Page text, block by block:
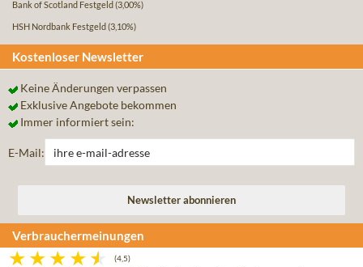
Bank of Scotland Festgeld (3,00%)
HSH Nordbank Festgeld (3,10%)
Kostenloser Newsletter
Keine Änderungen verpassen
Exklusive Angebote bekommen
Immer informiert sein:
E-Mail:
Verbrauchermeinungen
(4,5)